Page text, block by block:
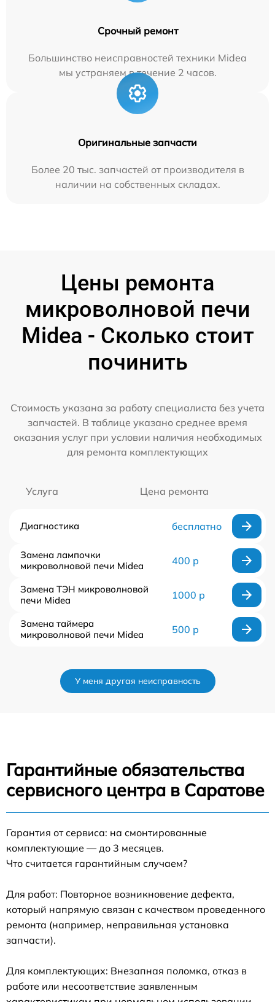
Срочный ремонт
Большинство неисправностей техники Midea
мы устраняем в течение 2 часов.
Оригинальные запчасти
Более 20 тыс. запчастей от производителя в
наличии на собственных складах.
Цены ремонта
микроволновой печи
Midea - Сколько стоит
починить
Стоимость указана за работу специалиста без учета
запчастей. В таблице указано среднее время
оказания услуг при условии наличия необходимых
для ремонта комплектующих
Услуга Цена ремонта
Диагностика бесплатно
Замена лампочки
микроволновой печи Midea
400 р
Замена ТЭН микроволновой
печи Midea
1000 р
Замена таймера
микроволновой печи Midea
500 р
У меня другая неисправность
Гарантийные обязательства
сервисного центра в Саратове
Гарантия от сервиса: на смонтированные
комплектующие — до 3 месяцев.
Что считается гарантийным случаем?
Для работ: Повторное возникновение дефекта,
который напрямую связан с качеством проведенного
ремонта (например, неправильная установка
запчасти).
Для комплектующих: Внезапная поломка, отказ в
работе или несоответствие заявленным